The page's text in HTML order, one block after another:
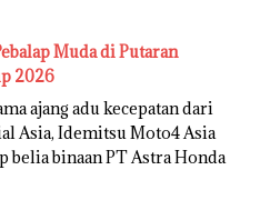
Muda di Putaran
2026
ajang adu kecepatan dari
Asia, Idemitsu Moto4 Asia
belia binaan PT Astra Honda